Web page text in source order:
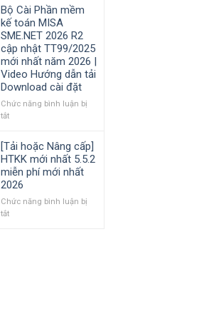
Hướng
dẫn
tải
Download
cài
đặt
cần
nắm
rõ
giá
phần
mềm
Kế
toán
MISA
AMIS
online
và
quản
nghiệp
hợp
nhất
mới
nhất
2026
Bộ Cài Phần mềm
kế toán MISA
SME.NET 2026 R2
cập nhật TT99/2025
mới nhất năm 2026 |
Video Hướng dẫn tải
Download cài đặt
Chức năng bình luận bị
tắtở
Cài
Phần
mềm
kế
toán
MISA
SME.NET
[Tải hoặc Nâng cấp]
HTKK mới nhất 5.5.2
miễn phí mới nhất
2026
Chức năng bình luận bị
tắtở